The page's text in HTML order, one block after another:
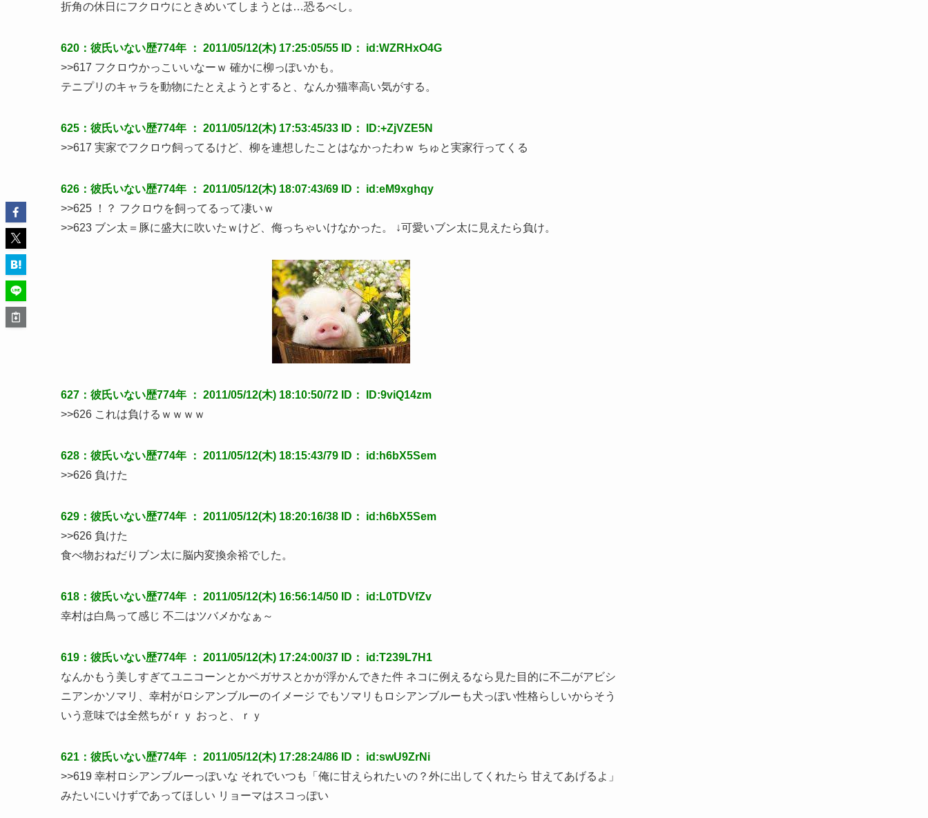
折角の休日にフクロウにときめいてしまうとは…恐るべし。
620：彼氏いない歴774年 ： 2011/05/12(木) 17:25:05/55 ID： id:WZRHxO4G
>>617 フクロウかっこいいなーｗ 確かに柳っぽいかも。
テニプリのキャラを動物にたとえようとすると、なんか猫率高い気がする。
625：彼氏いない歴774年 ： 2011/05/12(木) 17:53:45/33 ID： ID:+ZjVZE5N
>>617 実家でフクロウ飼ってるけど、柳を連想したことはなかったわｗ ちゅと実家行ってくる
626：彼氏いない歴774年 ： 2011/05/12(木) 18:07:43/69 ID： id:eM9xghqy
>>625 ！？ フクロウを飼ってるって凄いｗ
>>623 ブン太＝豚に盛大に吹いたｗけど、侮っちゃいけなかった。 ↓可愛いブン太に見えたら負け。
627：彼氏いない歴774年 ： 2011/05/12(木) 18:10:50/72 ID： ID:9viQ14zm
>>626 これは負けるｗｗｗｗ
628：彼氏いない歴774年 ： 2011/05/12(木) 18:15:43/79 ID： id:h6bX5Sem
>>626 負けた
629：彼氏いない歴774年 ： 2011/05/12(木) 18:20:16/38 ID： id:h6bX5Sem
>>626 負けた
食べ物おねだりブン太に脳内変換余裕でした。
618：彼氏いない歴774年 ： 2011/05/12(木) 16:56:14/50 ID： id:L0TDVfZv
幸村は白鳥って感じ 不二はツバメかなぁ～
619：彼氏いない歴774年 ： 2011/05/12(木) 17:24:00/37 ID： id:T239L7H1
なんかもう美しすぎてユニコーンとかペガサスとかが浮かんできた件 ネコに例えるなら見た目的に不二がアビシ
ニアンかソマリ、幸村がロシアンブルーのイメージ でもソマリもロシアンブルーも犬っぽい性格らしいからそう
いう意味では全然ちがｒｙ おっと、ｒｙ
621：彼氏いない歴774年 ： 2011/05/12(木) 17:28:24/86 ID： id:swU9ZrNi
>>619 幸村ロシアンブルーっぽいな それでいつも「俺に甘えられたいの？外に出してくれたら 甘えてあげるよ」
みたいにいけずであってほしい リョーマはスコっぽい